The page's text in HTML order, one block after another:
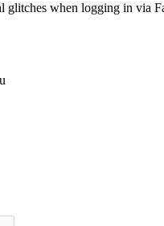
glitches when logging in via